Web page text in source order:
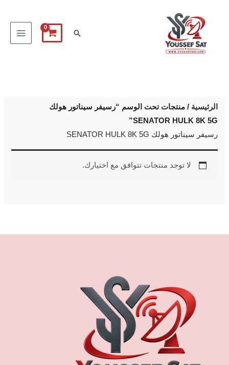
البحث
الرئيسية / منتجات تحت الوسم “رسيفر سيناتور هولك
SENATOR HULK 8K 5G”
رسيفر سيناتور هولك SENATOR HULK 8K 5G
لا توجد منتجات تتوافق مع اختيارك.